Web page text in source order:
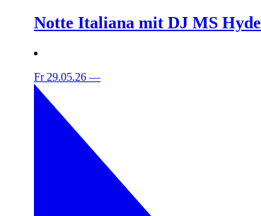
Notte Italiana mit DJ MS Hyde
Fr 29.05.26 —